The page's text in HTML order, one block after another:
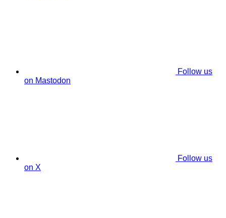
Follow us
on Mastodon
Follow us
on X